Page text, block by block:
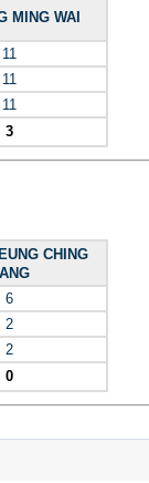
MING WAI
11
11
11
3
CHING
6
2
2
0